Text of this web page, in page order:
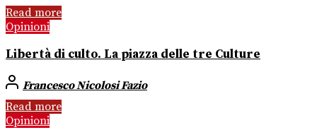
Read more
Opinioni
Libertà di culto. La piazza delle tre Culture
Francesco Nicolosi Fazio
Read more
Opinioni